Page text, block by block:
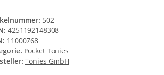
502
4251192148308
11000768
Pocket Tonies
Tonies GmbH